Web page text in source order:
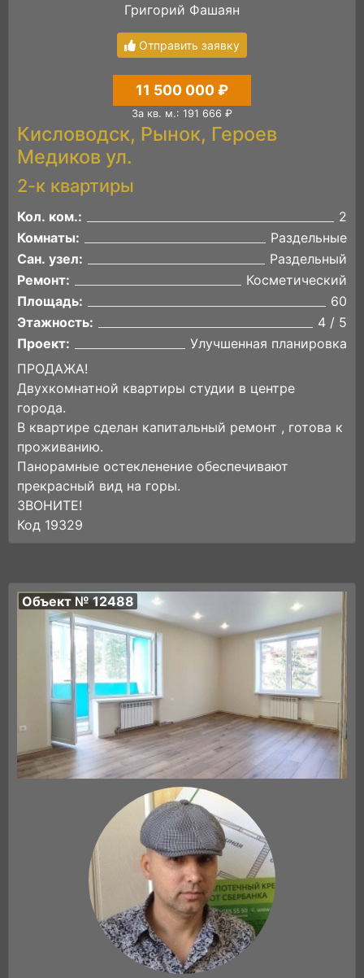
Григорий Фашаян
Отправить заявку
11 500 000 ₽
За кв. м.: 191 666 ₽
Кисловодск, Рынок, Героев
Медиков ул.
2-к квартиры
Кол. ком.:
2
Комнаты:
Раздельные
Сан. узел:
Раздельный
Ремонт:
Косметический
Площадь:
60
Этажность:
4 / 5
Проект:
Улучшенная планировка
ПРОДАЖА!
Двухкомнатной квартиры студии в центре
города.
В квартире сделан капитальный ремонт , готова к
проживанию.
Панорамные остекленение обеспечивают
прекрасный вид на горы.
ЗВОНИТЕ!
Код 19329
Объект № 12488